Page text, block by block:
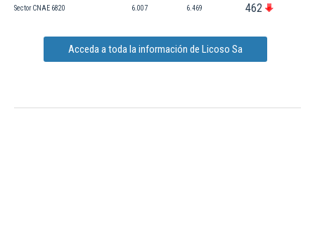
Sector CNAE 6820 6.007 6.469 462
Acceda a toda la información de Licoso Sa